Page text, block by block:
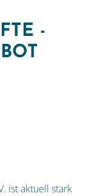
-
ist aktuell stark